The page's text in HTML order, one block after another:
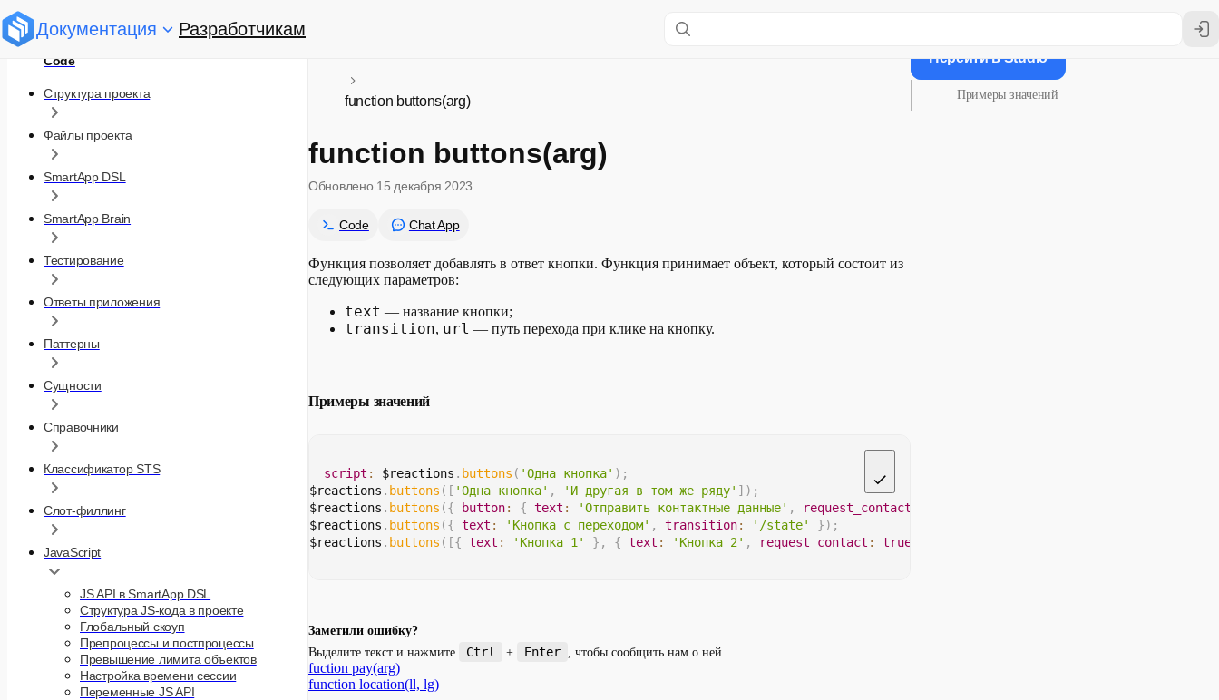
Документация Разработчикам
Code
Структура проекта
Файлы проекта
SmartApp DSL
SmartApp Brain
Тестирование
Ответы приложения
Паттерны
Сущности
Справочники
Классификатор STS
Слот-филлинг
JavaScript
JS API в SmartApp DSL
Структура JS-кода в проекте
Глобальный скоуп
Препроцессы и постпроцессы
Превышение лимита объектов
Настройка времени сессии
Переменные JS API
function buttons(arg)
function buttons(arg)
Обновлено 15 декабря 2023
Code Chat App
Функция позволяет добавлять в ответ кнопки. Функция принимает объект, который состоит из
следующих параметров:
text — название кнопки;
transition, url — путь перехода при клике на кнопку.
Примеры значений
script : $reactions . buttons ( 'Одна кнопка' ) ;
$reactions . buttons ( [ 'Одна кнопка' , 'И другая в том же ряду' ] ) ;
$reactions . buttons ({ button: { text : 'Отправить контактные данные' , request_contact
$reactions . buttons ({ text : 'Кнопка с переходом' , transition: '/state' }) ;
$reactions . buttons ( [{ text : 'Кнопка 1' } , { text : 'Кнопка 2' , request_contact : true
Заметили ошибку?
Выделите текст и нажмите
Ctrl + Enter , чтобы сообщить нам о ней
Перейти в Studio
Примеры значений
fuction pay(arg)
function location(ll, lg)